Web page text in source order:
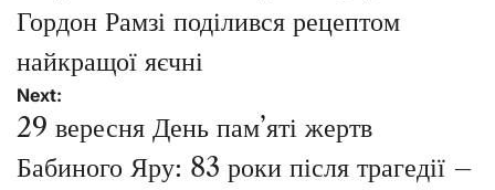
Гордон Рамзі поділився рецептом
найкращої яєчні
Next:
29 вересня День пам’яті жертв
Бабиного Яру: 83 роки після трагедії –